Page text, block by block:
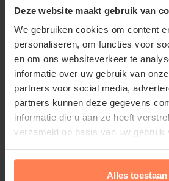
Deze website maakt gebruik van
We gebruiken cookies om content
personaliseren, om functies voor
en om ons websiteverkeer te
informatie over uw gebruik van
partners voor social media,
partners kunnen deze gegevens
informatie die u aan ze heeft
verzameld op basis van uw gebruik
Alles toestaan
Hydrangea paniculata 'Darts
in de zon als in de schaduw en
goed doorlaatbare,
bodem.
Hydrangea paniculata
Dot' snoeien en
Lees meer
Gerelateerde